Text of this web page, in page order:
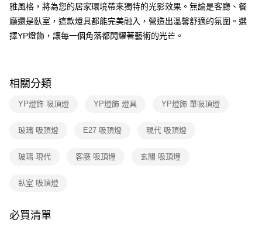
相關說明
【關於「AFTEE先享後付」】
AFTEE先享後付是「在收到商品之後才付款」的支付方式。 讓您購物簡單
便利好安心！
１．於結帳方式選擇「AFTEE先享後付」後，將跳轉至「AFTEE先享後付」
２．訂單成立數日內，您將收到繳費通知簡訊。
３．收到繳費通知簡訊後14天內，點擊此簡訊中的連結，可透過四大超商／
※ 請注意：結帳手續完成當下不需立刻繳費，但若您需要取消訂單，請聯絡
後付繳納相關費用。
※ 交易是否成功請以「AFTEE先享後付 」之結帳頁面顯示為準，若有關於
客戶支援中心」
新竹貨運宅配
雅風格，將為您的居家環境帶來獨特的光影效果。無論是客廳、餐
廳還是臥室，這款燈具都能完美融入，營造出溫馨舒適的氛圍。選
擇YP燈飾，讓每一個角落都閃耀著藝術的光芒。
相關分類
YP燈飾 吸頂燈 YP燈飾 燈具 YP燈飾 單吸頂燈
玻璃 吸頂燈 E27 吸頂燈 現代 吸頂燈
玻璃 現代 客廳 吸頂燈 玄關 吸頂燈
臥室 吸頂燈
必買清單